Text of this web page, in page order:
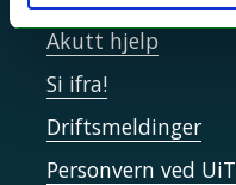
Akutt hjelp
Si ifra!
Driftsmeldinger
Personvern ved UiT